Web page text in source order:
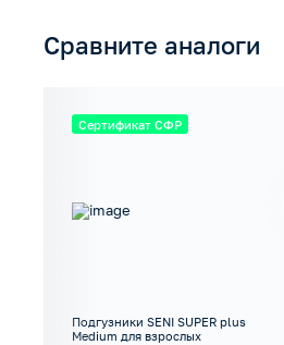
Сравните аналоги
Сертификат СФР
Подгузники SENI SUPER plus
Medium для взрослых